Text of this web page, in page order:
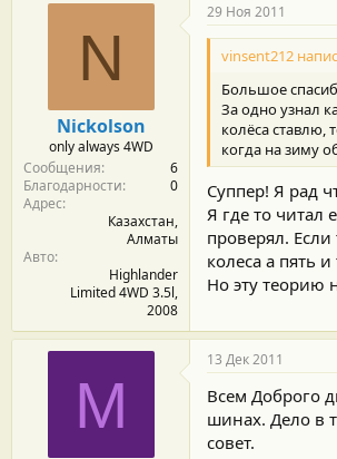
N
Nickolson
only always 4WD
Сообщения
6
Благодарности
0
Адрес
Казахстан,
Алматы
Авто
Highlander
Limited 4WD 3.5l,
2008
29 Ноя 2011
vinsent212
Большое
За одно узнал
колёса ставлю,
когда на зиму
Суппер! Я рад
Я где то читал
проверял. Если
колеса а пять
Но эту теорию
M
13 Дек 2011
Всем Доброго
шинах. Дело в
совет.